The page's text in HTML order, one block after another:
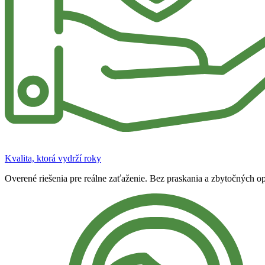
Kvalita, ktorá vydrží roky
Overené riešenia pre reálne zaťaženie. Bez praskania a zbytočných